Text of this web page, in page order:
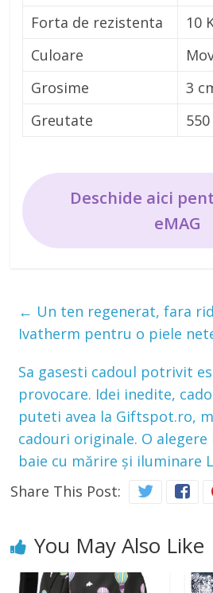
Forta de rezistenta
10
Culoare
Grosime
3
Greutate
Deschide aici
eMAG
← Un ten regenerat, fara
Ivatherm pentru o piele
Sa gasesti cadoul potrivit
provocare. Idei inedite,
puteti avea la Giftspot.ro,
cadouri originale. O alegere
baie cu mărire și iluminare
Share This Post:
You May Also Like